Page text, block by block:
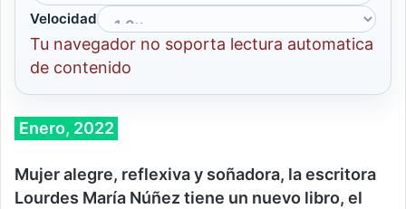
Velocidad
Tu navegador no soporta lectura automatica
de contenido
Enero, 2022
Mujer alegre, reflexiva y soñadora, la escritora
Lourdes María Núñez tiene un nuevo libro, el